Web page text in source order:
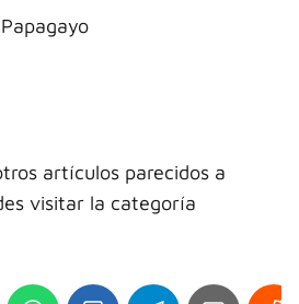
artículos parecidos a
visitar la categoría